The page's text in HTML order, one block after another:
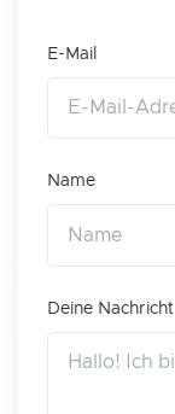
E-Mail
Name
Deine Nachricht